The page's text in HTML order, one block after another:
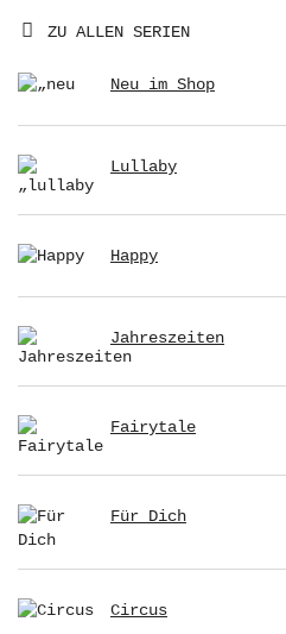
ZU ALLEN SERIEN
Neu im Shop
Lullaby
Happy
Jahreszeiten
Fairytale
Für Dich
Circus